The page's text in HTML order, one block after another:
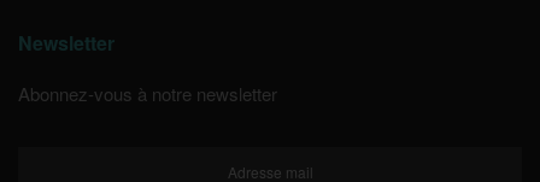
Newsletter
Abonnez-vous à notre newsletter